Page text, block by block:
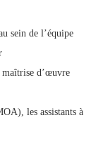
sein de l’équipe
maîtrise d’œuvre
les assistants à